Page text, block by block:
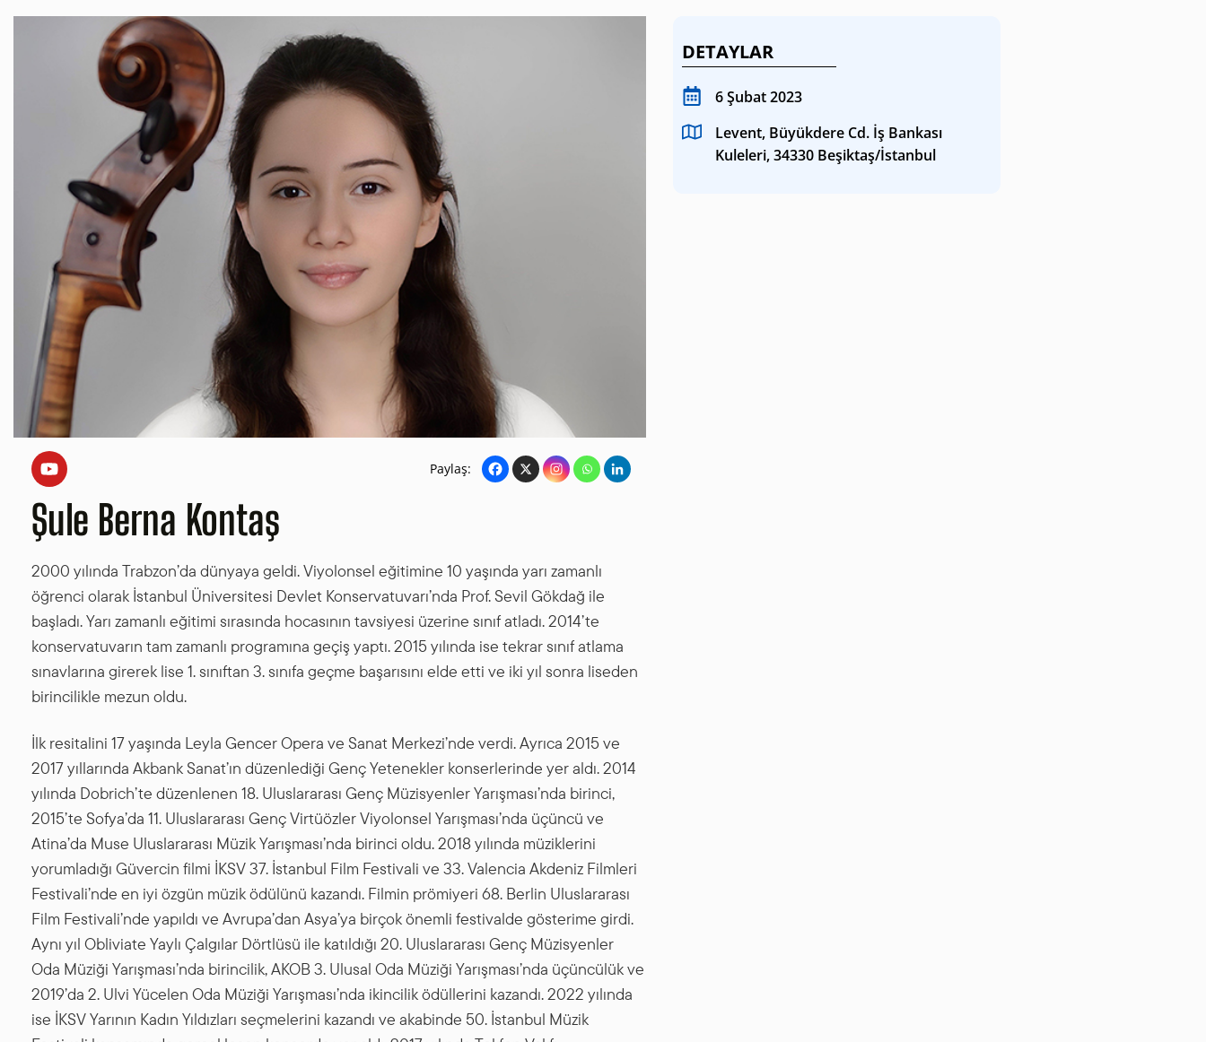
KÜLTÜREL MIRASA
DESTEK
Paylaş:
Şule Berna Kontaş
2000 yılında Trabzon’da dünyaya geldi. Viyolonsel eğitimine 10 yaşında yarı zamanlı
öğrenci olarak İstanbul Üniversitesi Devlet Konservatuvarı’nda Prof. Sevil Gökdağ ile
başladı. Yarı zamanlı eğitimi sırasında hocasının tavsiyesi üzerine sınıf atladı. 2014’te
konservatuvarın tam zamanlı programına geçiş yaptı. 2015 yılında ise tekrar sınıf atlama
sınavlarına girerek lise 1. sınıftan 3. sınıfa geçme başarısını elde etti ve iki yıl sonra liseden
birincilikle mezun oldu.
İlk resitalini 17 yaşında Leyla Gencer Opera ve Sanat Merkezi’nde verdi. Ayrıca 2015 ve
2017 yıllarında Akbank Sanat’ın düzenlediği Genç Yetenekler konserlerinde yer aldı. 2014
yılında Dobrich’te düzenlenen 18. Uluslararası Genç Müzisyenler Yarışması’nda birinci,
2015’te Sofya’da 11. Uluslararası Genç Virtüözler Viyolonsel Yarışması’nda üçüncü ve
Atina’da Muse Uluslararası Müzik Yarışması’nda birinci oldu. 2018 yılında müziklerini
yorumladığı Güvercin filmi İKSV 37. İstanbul Film Festivali ve 33. Valencia Akdeniz Filmleri
Festivali’nde en iyi özgün müzik ödülünü kazandı. Filmin prömiyeri 68. Berlin Uluslararası
Film Festivali’nde yapıldı ve Avrupa’dan Asya’ya birçok önemli festivalde gösterime girdi.
Aynı yıl Obliviate Yaylı Çalgılar Dörtlüsü ile katıldığı 20. Uluslararası Genç Müzisyenler
Oda Müziği Yarışması’nda birincilik, AKOB 3. Ulusal Oda Müziği Yarışması’nda üçüncülük ve
2019’da 2. Ulvi Yücelen Oda Müziği Yarışması’nda ikincilik ödüllerini kazandı. 2022 yılında
ise İKSV Yarının Kadın Yıldızları seçmelerini kazandı ve akabinde 50. İstanbul Müzik
DETAYLAR
6 Şubat 2023
Levent, Büyükdere Cd. İş Bankası
Kuleleri, 34330 Beşiktaş/İstanbul